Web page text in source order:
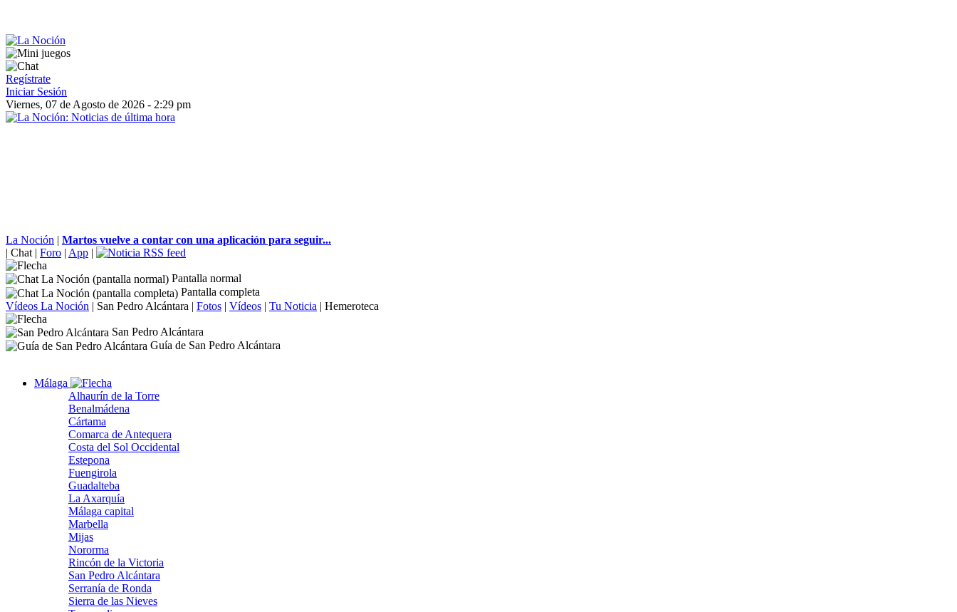
Regístrate
Iniciar Sesión
Viernes, 07 de Agosto de 2026 - 2:29 pm
La Noción | Martos vuelve a contar con una aplicación para seguir...
| Chat | Foro | App |
Pantalla normal
Pantalla completa
Vídeos La Noción | San Pedro Alcántara | Fotos | Vídeos | Tu Noticia | Hemeroteca
San Pedro Alcántara
Guía de San Pedro Alcántara
Málaga
Alhaurín de la Torre
Benalmádena
Cártama
Comarca de Antequera
Costa del Sol Occidental
Estepona
Fuengirola
Guadalteba
La Axarquía
Málaga capital
Marbella
Mijas
Nororma
Rincón de la Victoria
San Pedro Alcántara
Serranía de Ronda
Sierra de las Nieves